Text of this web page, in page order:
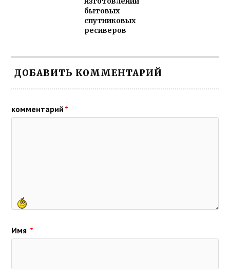
бытовых
спутниковых
ресиверов
ДОБАВИТЬ КОММЕНТАРИЙ
комментарий *
Имя *